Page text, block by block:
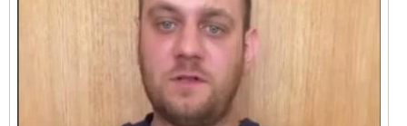
Сьмяротнае пакараньне
Правы працоўных
Сацыяльныя правы